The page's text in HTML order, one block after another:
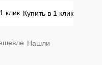
Купить в 1 клик
Нашли